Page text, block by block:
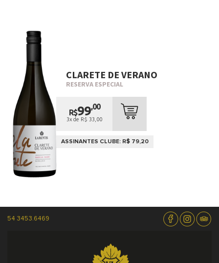
CLARETE DE VERANO
RESERVA ESPECIAL
R$99,00
3x de R$ 33,00
ASSINANTES CLUBE: R$ 79,20
54 3453.6469